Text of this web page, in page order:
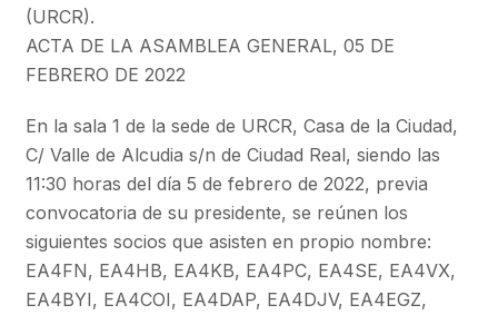
(URCR).
ACTA DE LA ASAMBLEA GENERAL, 05 DE
FEBRERO DE 2022
En la sala 1 de la sede de URCR, Casa de la Ciudad,
C/ Valle de Alcudia s/n de Ciudad Real, siendo las
11:30 horas del día 5 de febrero de 2022, previa
convocatoria de su presidente, se reúnen los
siguientes socios que asisten en propio nombre:
EA4FN, EA4HB, EA4KB, EA4PC, EA4SE, EA4VX,
EA4BYI, EA4COI, EA4DAP, EA4DJV, EA4EGZ,